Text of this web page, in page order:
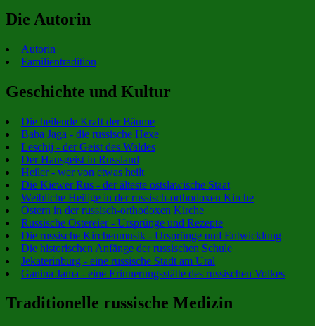
Die Autorin
Autorin
Familientradition
Geschichte und Kultur
Die heilende Kraft der Bäume
Baba Jaga - die russische Hexe
Leschij - der Geist des Waldes
Der Hausgeist in Russland
Heiler - wer von etwas heilt
Die Kiewer Rus - der älteste ostslawische Staat
Weibliche Heilige in der russisch-orthodoxen Kirche
Ostern in der russisch-orthodoxen Kirche
Russische Ostereier - Ursprünge und Rezepte
Die russische Kirchenmusik - Ursprünge und Entwicklung
Die historischen Anfänge der russischen Schule
Jekaterinburg - eine russische Stadt am Ural
Ganina Jama - eine Erinnerungsstätte des russischen Volkes
Traditionelle russische Medizin